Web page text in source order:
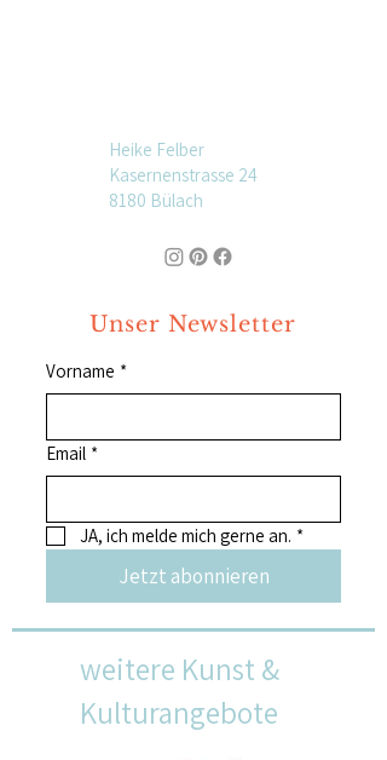
Heike Felber
Kasernenstrasse 24
8180 Bülach
Unser Newsletter
Vorname *
Email *
JA, ich melde mich gerne an. *
Jetzt abonnieren
weitere Kunst &
Kulturangebote